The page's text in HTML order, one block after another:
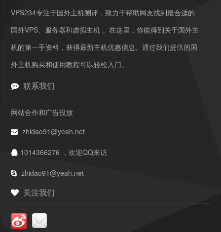
VPS234专注于国外主机测评，致力于帮助网友找到最合适的
国外VPS、服务器和虚拟主机 。在这里，你能得到关于国外主
机的第一手资料，获得最新主机优惠信息。通过我们提供的国
外主机购买和使用教程可以轻松入门。
联系我们
网站合作和广告投放
zhidao91@yeah.net
1014366276 ，欢迎QQ来访
zhidao91@yeah.net
关注我们